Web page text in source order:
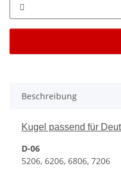
Beschreibung
Kugel passend für
D-06
5206, 6206, 6806, 7206